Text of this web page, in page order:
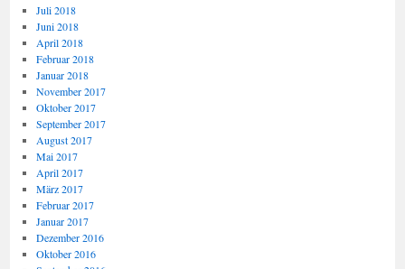
Juli 2018
Juni 2018
April 2018
Februar 2018
Januar 2018
November 2017
Oktober 2017
September 2017
August 2017
Mai 2017
April 2017
März 2017
Februar 2017
Januar 2017
Dezember 2016
Oktober 2016